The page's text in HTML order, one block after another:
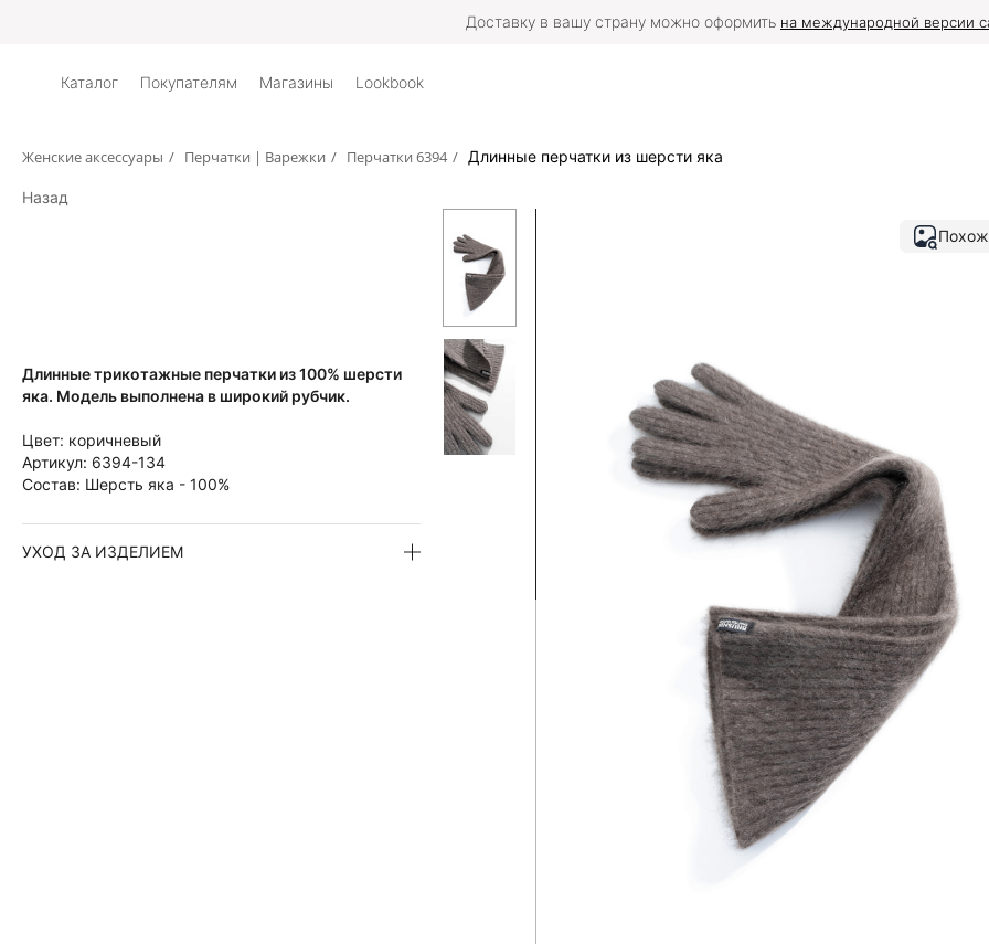
Доставку в вашу страну можно оформить на международной версии
Каталог Покупателям Магазины Lookbook
Женские аксессуары / Перчатки | Варежки / Перчатки 6394 / Длинные перчатки из шерсти яка
Назад
Длинные трикотажные перчатки из 100% шерсти
яка. Модель выполнена в широкий рубчик.
Цвет: коричневый
Артикул: 6394-134
Состав: Шерсть яка - 100%
УХОД ЗА ИЗДЕЛИЕМ